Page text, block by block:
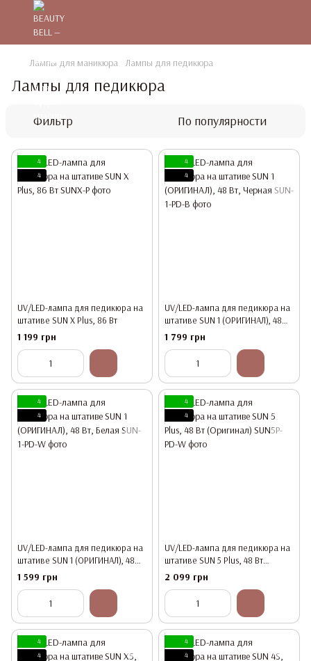
Лампы для маникюра Лампы для педикюра
Лампы для педикюра
Фильтр По популярности
4
4
UV/LED-лампа для педикюра на
штативе SUN X Plus, 86 Вт
1 199 грн
4
4
UV/LED-лампа для педикюра на
штативе SUN 1 (ОРИГИНАЛ), 48
Вт, Черная
1 799 грн
4
4
UV/LED-лампа для педикюра на
штативе SUN 1 (ОРИГИНАЛ), 48
Вт, Белая
1 599 грн
4
4
UV/LED-лампа для педикюра на
штативе SUN 5 Plus, 48 Вт
(Оригинал)
2 099 грн
4
4
4
4